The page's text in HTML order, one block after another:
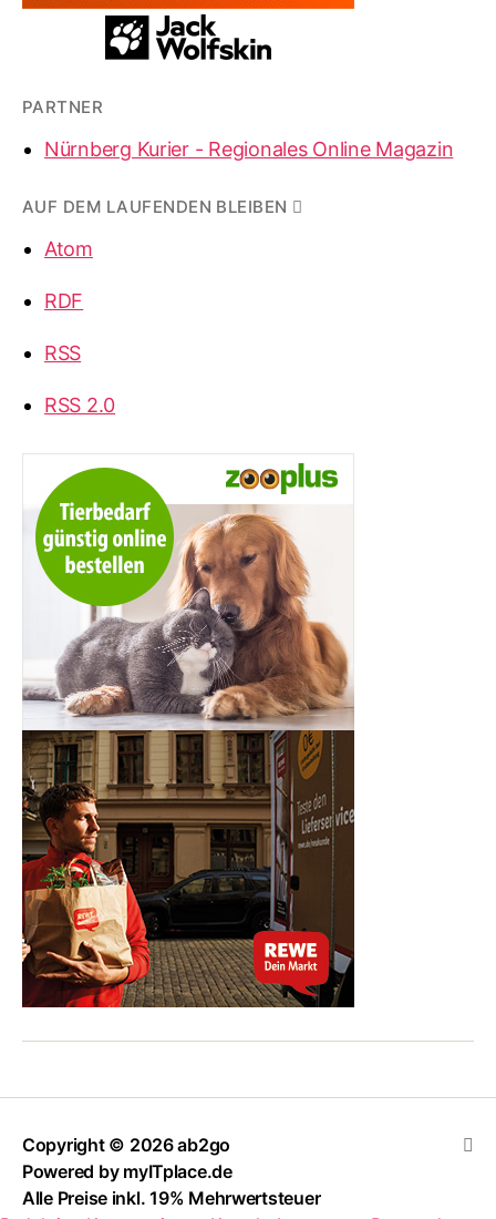
PARTNER
Nürnberg Kurier - Regionales Online Magazin
AUF DEM LAUFENDEN BLEIBEN
Atom
RDF
RSS
RSS 2.0
Copyright © 2026ab2go
Powered by myITplace.de
Alle Preise inkl. 19% Mehrwertsteuer